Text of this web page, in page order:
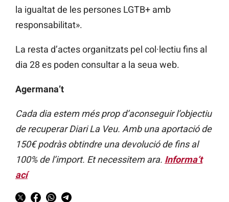
la igualtat de les persones LGTB+ amb
responsabilitat».
La resta d’actes organitzats pel col·lectiu fins al
dia 28 es poden consultar a la seua web.
Agermana’t
Cada dia estem més prop d’aconseguir l’objectiu
de recuperar Diari La Veu. Amb una aportació de
150€ podràs obtindre una devolució de fins al
100% de l’import. Et necessitem ara. Informa’t
ací